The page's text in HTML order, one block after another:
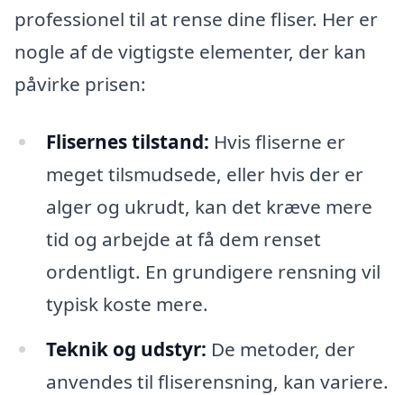
professionel til at rense dine fliser. Her er
nogle af de vigtigste elementer, der kan
påvirke prisen:
Flisernes tilstand: Hvis fliserne er
meget tilsmudsede, eller hvis der er
alger og ukrudt, kan det kræve mere
tid og arbejde at få dem renset
ordentligt. En grundigere rensning vil
typisk koste mere.
Teknik og udstyr: De metoder, der
anvendes til fliserensning, kan variere.